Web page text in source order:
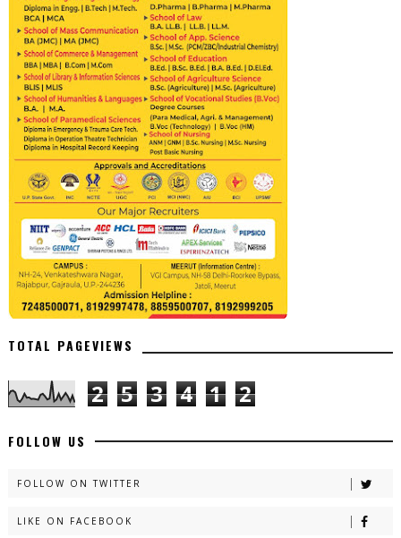
TOTAL PAGEVIEWS
2 5 3 4 1 2
FOLLOW US
FOLLOW ON TWITTER
LIKE ON FACEBOOK